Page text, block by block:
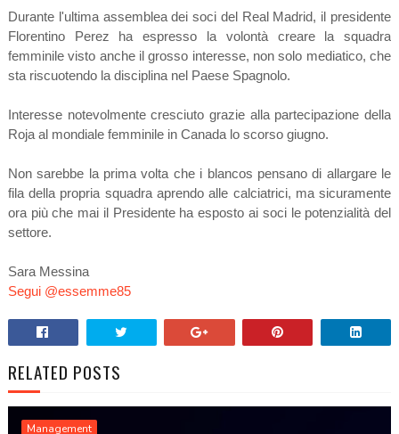
Durante l'ultima assemblea dei soci del Real Madrid, il presidente
Florentino Perez ha espresso la volontà creare la squadra
femminile visto anche il grosso interesse, non solo mediatico, che
sta riscuotendo la disciplina nel Paese Spagnolo.
Interesse notevolmente cresciuto grazie alla partecipazione della
Roja al mondiale femminile in Canada lo scorso giugno.
Non sarebbe la prima volta che i blancos pensano di allargare le
fila della propria squadra aprendo alle calciatrici, ma sicuramente
ora più che mai il Presidente ha esposto ai soci le potenzialità del
settore.
Sara Messina
Segui @essemme85
RELATED POSTS
Management